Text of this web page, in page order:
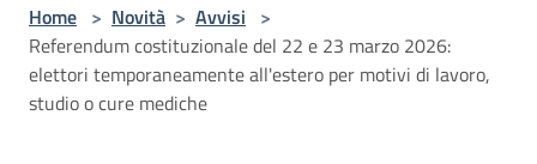
Home > Novità > Avvisi >
Referendum costituzionale del 22 e 23 marzo 2026:
elettori temporaneamente all'estero per motivi di lavoro,
studio o cure mediche